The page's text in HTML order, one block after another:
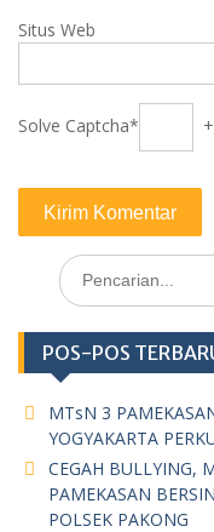
Situs Web
Solve Captcha*
Search
for:
POS-POS
MTsN 3
YOGYAKARTA
CEGAH BULLYING,
PAMEKASAN
POLSEK PAKONG